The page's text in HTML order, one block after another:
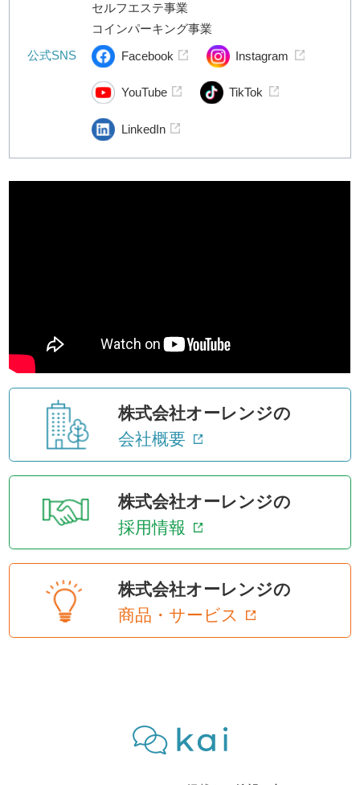
セルフエステ事業
コインパーキング事業
公式SNS
Facebook Instagram
YouTube TikTok
LinkedIn
株式会社オーレンジの
会社概要
株式会社オーレンジの
採用情報
株式会社オーレンジの
商品・サービス